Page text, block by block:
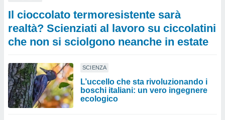
Il cioccolato termoresistente sarà
realtà? Scienziati al lavoro su ciccolatini
che non si sciolgono neanche in estate
SCIENZA
L’uccello che sta rivoluzionando i
boschi italiani: un vero ingegnere
ecologico